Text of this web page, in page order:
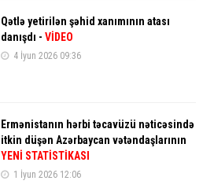
Qətlə yetirilən şəhid xanımının atası
danışdı - VİDEO
4 İyun 2026 09:36
Ermənistanın hərbi təcavüzü nəticəsində
itkin düşən Azərbaycan vətəndaşlarının
YENİ STATİSTİKASI
1 İyun 2026 12:06